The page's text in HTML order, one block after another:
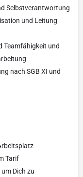
Selbstverantwortung
und Leitung
Teamfähigkeit und
nach SGB XI und
Tarif
Dich zu